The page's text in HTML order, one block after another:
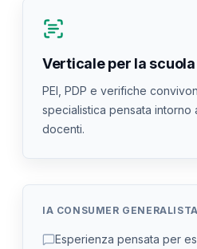
Verticale per la scuola
PEI, PDP e verifiche
specialistica pensata intorno
docenti.
IA CONSUMER GENERALISTA
Esperienza pensata per